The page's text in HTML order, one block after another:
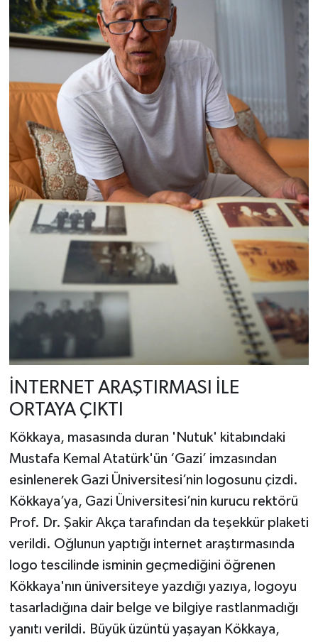
İNTERNET ARAŞTIRMASI İLE
ORTAYA ÇIKTI
Kökkaya, masasında duran 'Nutuk' kitabındaki
Mustafa Kemal Atatürk'ün ‘Gazi’ imzasından
esinlenerek Gazi Üniversitesi’nin logosunu çizdi.
Kökkaya’ya, Gazi Üniversitesi’nin kurucu rektörü
Prof. Dr. Şakir Akça tarafından da teşekkür plaketi
verildi. Oğlunun yaptığı internet araştırmasında
logo tescilinde isminin geçmediğini öğrenen
Kökkaya'nın üniversiteye yazdığı yazıya, logoyu
tasarladığına dair belge ve bilgiye rastlanmadığı
yanıtı verildi. Büyük üzüntü yaşayan Kökkaya,